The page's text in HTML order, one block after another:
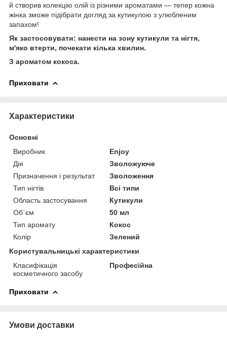
й створив колекцію олій із різними ароматами — тепер кожна
жінка зможе підібрати догляд за кутикулою з улюбленим
запахом!
Як застосовувати: нанести на зону кутикули та нігтя,
м'яко втерти, почекати кілька хвилин.
З ароматом кокоса.
Приховати
Характеристики
Основні
Виробник
Enjoy
Дія
Зволожуюче
Призначення і результат
Зволоження
Тип нігтів
Всі типи
Область застосування
Кутикули
Об`єм
50 мл
Тип аромату
Кокос
Колір
Зелений
Користувальницькі характеристики
Класифікація
косметичного засобу
Професійна
Приховати
Умови доставки